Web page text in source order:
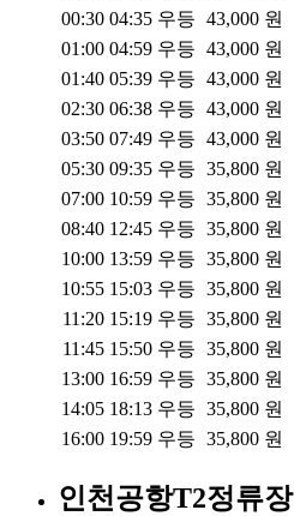
00:30 04:35 우등 43,000 원
01:00 04:59 우등 43,000 원
01:40 05:39 우등 43,000 원
02:30 06:38 우등 43,000 원
03:50 07:49 우등 43,000 원
05:30 09:35 우등 35,800 원
07:00 10:59 우등 35,800 원
08:40 12:45 우등 35,800 원
10:00 13:59 우등 35,800 원
10:55 15:03 우등 35,800 원
11:20 15:19 우등 35,800 원
11:45 15:50 우등 35,800 원
13:00 16:59 우등 35,800 원
14:05 18:13 우등 35,800 원
16:00 19:59 우등 35,800 원
인천공항T2정류장